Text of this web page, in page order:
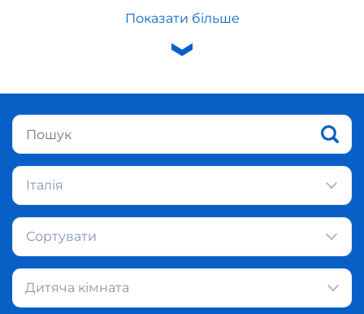
Показати більше
Італія
Сортувати
Дитяча кімната